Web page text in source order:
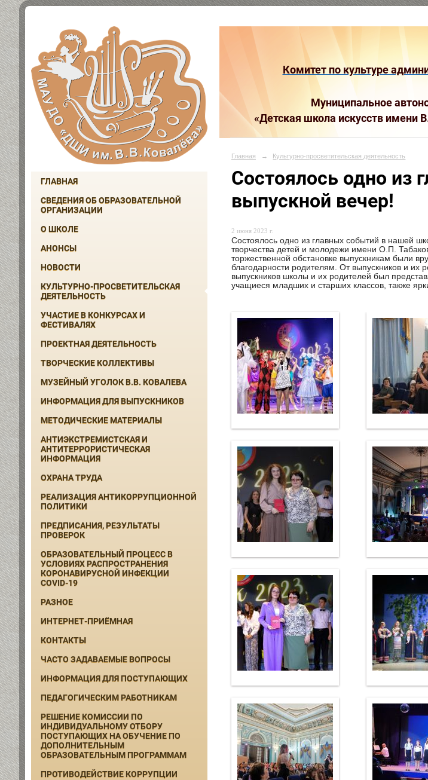
ГЛАВНАЯ
СВЕДЕНИЯ ОБ ОБРАЗОВАТЕЛЬНОЙ
ОРГАНИЗАЦИИ
О ШКОЛЕ
АНОНСЫ
НОВОСТИ
КУЛЬТУРНО-ПРОСВЕТИТЕЛЬСКАЯ
ДЕЯТЕЛЬНОСТЬ
УЧАСТИЕ В КОНКУРСАХ И
ФЕСТИВАЛЯХ
ПРОЕКТНАЯ ДЕЯТЕЛЬНОСТЬ
ТВОРЧЕСКИЕ КОЛЛЕКТИВЫ
МУЗЕЙНЫЙ УГОЛОК В.В. КОВАЛЕВА
ИНФОРМАЦИЯ ДЛЯ ВЫПУСКНИКОВ
МЕТОДИЧЕСКИЕ МАТЕРИАЛЫ
АНТИЭКСТРЕМИСТСКАЯ И
АНТИТЕРРОРИСТИЧЕСКАЯ
ИНФОРМАЦИЯ
ОХРАНА ТРУДА
РЕАЛИЗАЦИЯ АНТИКОРРУПЦИОННОЙ
ПОЛИТИКИ
ПРЕДПИСАНИЯ, РЕЗУЛЬТАТЫ
ПРОВЕРОК
ОБРАЗОВАТЕЛЬНЫЙ ПРОЦЕСС В
УСЛОВИЯХ РАСПРОСТРАНЕНИЯ
КОРОНАВИРУСНОЙ ИНФЕКЦИИ
COVID-19
РАЗНОЕ
ИНТЕРНЕТ-ПРИЁМНАЯ
КОНТАКТЫ
ЧАСТО ЗАДАВАЕМЫЕ ВОПРОСЫ
ИНФОРМАЦИЯ ДЛЯ ПОСТУПАЮЩИХ
ПЕДАГОГИЧЕСКИМ РАБОТНИКАМ
РЕШЕНИЕ КОМИССИИ ПО
ИНДИВИДУАЛЬНОМУ ОТБОРУ
ПОСТУПАЮЩИХ НА ОБУЧЕНИЕ ПО
ДОПОЛНИТЕЛЬНЫМ
ОБРАЗОВАТЕЛЬНЫМ ПРОГРАММАМ
ПРОТИВОДЕЙСТВИЕ КОРРУПЦИИ
Комитет по культуре
Муниципальное
«Детская школа искусств имени
Главная → Культурно-просветительская деятельность
Состоялось одно из
выпускной вечер!
2 июня 2023 г.
Состоялось одно из главных событий в нашей
творчества детей и молодежи имени О.П.
торжественной обстановке выпускникам были
благодарности родителям. От выпускников и их
выпускников школы и их родителей был
учащиеся младших и старших классов, также